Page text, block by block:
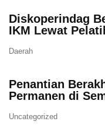
Diskoperindag
IKM Lewat
Daerah
Penantian
Permanen di
Uncategorized